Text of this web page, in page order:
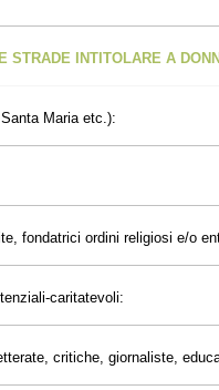
STRADE INTITOLARE A
Maria etc.):
fondatrici ordini religiosi e/o
caritatevoli:
critiche, giornaliste,